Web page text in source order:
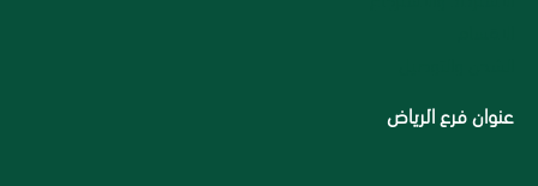
عنوان فرع الرياض